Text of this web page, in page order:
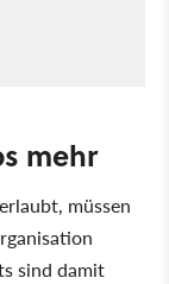
mehr
müssen
sind damit